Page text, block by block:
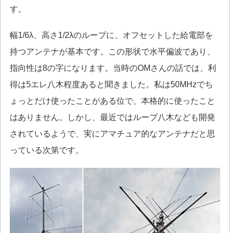
す。
幅1/6λ、高さ1/2λのループに、オフセットした給電部を
持つアンテナが基本です。この形状で水平偏波であり、
指向性は8の字になります。当時のOMさんの話では、利
得は5エレ八木程度あると聞きました。私は50MHzでち
ょっとだけ使ったことがある位で、本格的に使ったこと
はありません。しかし、最近ではループ八木なども開発
されているようで、実にアマチュア的なアンテナだと思
っている次第です。